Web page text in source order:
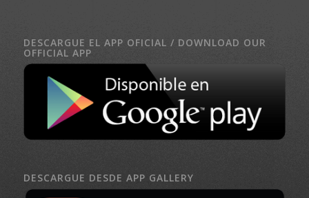
DESCARGUE EL APP OFICIAL / DOWNLOAD OUR
OFFICIAL APP
DESCARGUE DESDE APP GALLERY